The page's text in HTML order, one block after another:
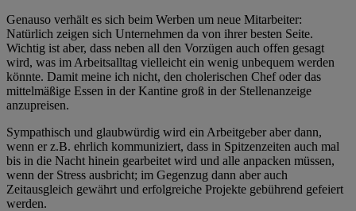
Genauso verhält es sich beim Werben um neue Mitarbeiter:
Natürlich zeigen sich Unternehmen da von ihrer besten Seite.
Wichtig ist aber, dass neben all den Vorzügen auch offen gesagt
wird, was im Arbeitsalltag vielleicht ein wenig unbequem werden
könnte. Damit meine ich nicht, den cholerischen Chef oder das
mittelmäßige Essen in der Kantine groß in der Stellenanzeige
anzupreisen.
Sympathisch und glaubwürdig wird ein Arbeitgeber aber dann,
wenn er z.B. ehrlich kommuniziert, dass in Spitzenzeiten auch mal
bis in die Nacht hinein gearbeitet wird und alle anpacken müssen,
wenn der Stress ausbricht; im Gegenzug dann aber auch
Zeitausgleich gewährt und erfolgreiche Projekte gebührend gefeiert
werden.